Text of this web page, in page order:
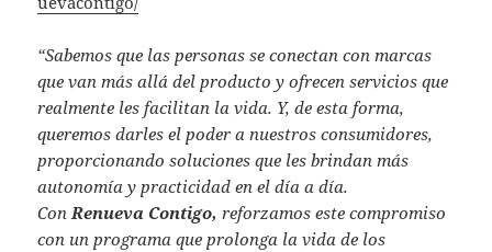
“Sabemos que las personas se conectan con marcas
que van más allá del producto y ofrecen servicios que
realmente les facilitan la vida. Y, de esta forma,
queremos darles el poder a nuestros consumidores,
proporcionando soluciones que les brindan más
autonomía y practicidad en el día a día.
Con Renueva Contigo,reforzamos este compromiso
con un programa que prolonga la vida de los